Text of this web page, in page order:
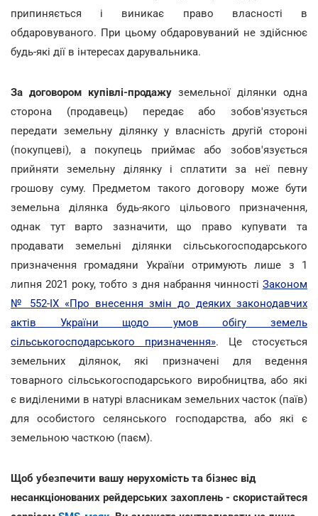
припиняється і виникає право власності в
обдаровуваного. При цьому обдаровуваний не здійснює
будь-які дії в інтересах дарувальника.
За договором купівлі-продажу земельної ділянки одна
сторона (продавець) передає або зобов'язується
передати земельну ділянку у власність другій стороні
(покупцеві), а покупець приймає або зобов'язується
прийняти земельну ділянку і сплатити за неї певну
грошову суму. Предметом такого договору може бути
земельна ділянка будь-якого цільового призначення,
однак тут варто зазначити, що право купувати та
продавати земельні ділянки сільськогосподарського
призначення громадяни України отримують лише з 1
липня 2021 року, тобто з дня набрання чинності Законом
№ 552-IX «Про внесення змін до деяких законодавчих
актів України щодо умов обігу земель
сільськогосподарського призначення». Це стосується
земельних ділянок, які призначені для ведення
товарного сільськогосподарського виробництва, або які
є виділеними в натурі власникам земельних часток (паїв)
для особистого селянського господарства, або які є
земельною часткою (паєм).
Щоб убезпечити вашу нерухомість та бізнес від
несанкціонованих рейдерських захоплень - скористайтеся